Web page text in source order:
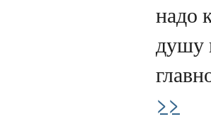
надо
душу
>>